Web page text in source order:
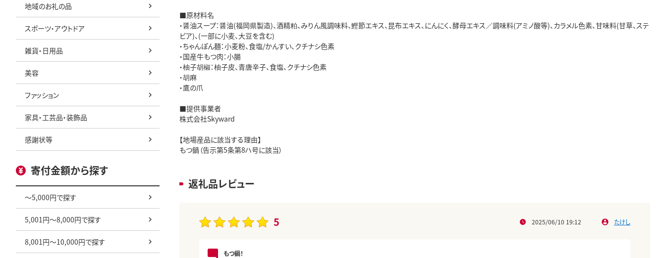
地域のお礼の品
スポーツ・アウトドア
雑貨・日用品
美容
ファッション
家具・工芸品・装飾品
感謝状等
寄付金額から探す
～5,000円で探す
5,001円～8,000円で探す
8,001円～10,000円で探す
■原材料名
・醤油スープ：醤油(福岡県製造)、酒精粕、みりん風調味料、鰹節エキス、昆布エキス、にんにく、酵母エキス／調味料(アミノ酸等)、カラメル色素、甘味料(甘草、ステ
ビア)、(一部に小麦、大豆を含む)
・ちゃんぽん麺：小麦粉、食塩/かんすい、クチナシ色素
・国産牛もつ肉：小腸
・柚子胡椒：柚子皮、青唐辛子、食塩、クチナシ色素
・胡麻
・鷹の爪
■提供事業者
株式会社Skyward
【地場産品に該当する理由】
もつ鍋（告示第5条第8ハ号に該当）
返礼品レビュー
5 2025/06/10 19:12 たけし
もつ鍋！